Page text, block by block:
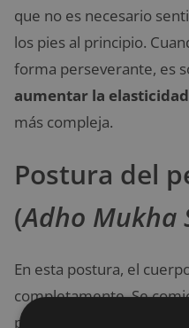
que no es necesario
los pies al principio.
forma perseverante, es
aumentar la elasticidad
más compleja.
Postura del
(Adho Mukha
En esta postura, el
completamente. Se
plancha. Es necesario